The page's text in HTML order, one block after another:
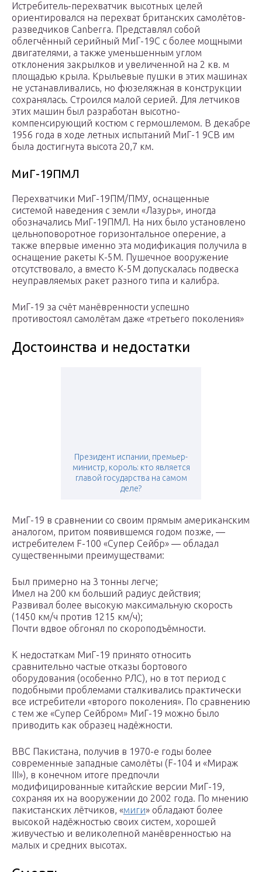
Истребитель-перехватчик высотных целей
ориентировался на перехват британских самолётов-
разведчиков Canberra. Представлял собой
облегчённый серийный МиГ-19С с более мощными
двигателями, а также уменьшенным углом
отклонения закрылков и увеличенной на 2 кв. м
площадью крыла. Крыльевые пушки в этих машинах
не устанавливались, но фюзеляжная в конструкции
сохранялась. Строился малой серией. Для летчиков
этих машин был разработан высотно-
компенсирующий костюм с гермошлемом. В де­кабре
1956 года в ходе летных испытаний МиГ-1 9СВ им
была достигнута высота 20,7 км.
МиГ-19ПМЛ
Перехватчики МиГ-19ПМ/ПМУ, ос­нащенные
системой наведения с зем­ли «Лазурь», иногда
обозначались МиГ-19ПМЛ. На них было установлено
цельноповоротное горизонтальное оперение, а
также впервые именно эта модификация получила в
оснащение ракеты К-5М. Пу­шечное вооружение
отсутствовало, а вме­сто К-5М допускалась подвеска
неу­правляемых ракет разного типа и калибра.
МиГ-19 за счёт манёвренности успешно
противостоял самолётам даже «третьего поколения»
Достоинства и недостатки
Президент испании, премьер-
министр, король: кто является
главой государства на самом
деле?
МиГ-19 в сравнении со своим прямым американским
аналогом, притом появившемся годом позже, —
истребителем F-100 «Супер Сейбр» — обладал
существенными преимуществами:
Был примерно на 3 тонны легче;
Имел на 200 км больший радиус действия;
Развивал более высокую максимальную скорость
(1450 км/ч против 1215 км/ч);
Почти вдвое обгонял по скороподъёмности.
К недостаткам МиГ-19 принято относить
сравнительно частые отказы бортового
оборудования (особенно РЛС), но в тот период с
подобными проблемами сталкивались практически
все истребители «второго поколения». По сравнению
с тем же «Супер Сейбром» МиГ-19 можно было
приводить как образец надёжности.
ВВС Пакистана, получив в 1970-е годы более
современные западные самолёты (F-104 и «Мираж
III»), в конечном итоге предпочли
модифицированные китайские версии МиГ-19,
сохраняя их на вооружении до 2002 года. По мнению
пакистанских лётчиков, «миги» обладают более
высокой надёжностью своих систем, хорошей
живучестью и великолепной манёвренностью на
малых и средних высотах.